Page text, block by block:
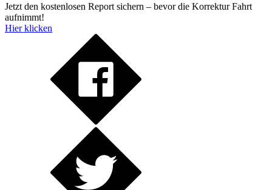
Jetzt den kostenlosen Report sichern – bevor die Korrektur Fahrt
aufnimmt!
Hier klicken